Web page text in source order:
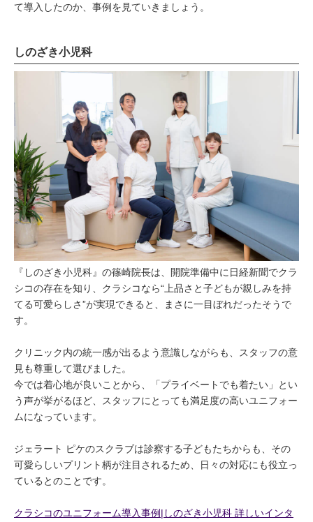
て導入したのか、事例を見ていきましょう。
しのざき小児科
『しのざき小児科』の篠崎院長は、開院準備中に日経新聞でクラ
シコの存在を知り、クラシコなら“上品さと子どもが親しみを持
てる可愛らしさ”が実現できると、まさに一目ぼれだったそうで
す。
クリニック内の統一感が出るよう意識しながらも、スタッフの意
見も尊重して選びました。
今では着心地が良いことから、「プライベートでも着たい」とい
う声が挙がるほど、スタッフにとっても満足度の高いユニフォー
ムになっています。
ジェラート ピケのスクラブは診察する子どもたちからも、その
可愛らしいプリント柄が注目されるため、日々の対応にも役立っ
ているとのことです。
クラシコのユニフォーム導入事例|しのざき小児科 詳しいインタ